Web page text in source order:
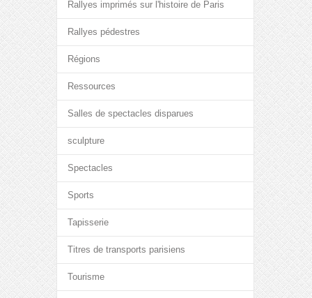
Rallyes imprimés sur l'histoire de Paris
Rallyes pédestres
Régions
Ressources
Salles de spectacles disparues
sculpture
Spectacles
Sports
Tapisserie
Titres de transports parisiens
Tourisme